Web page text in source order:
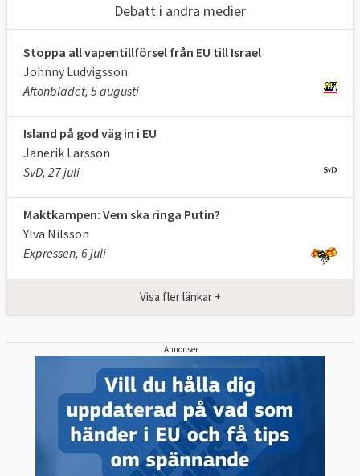
Debatt i andra medier
Stoppa all vapentillförsel från EU till Israel
Johnny Ludvigsson
Aftonbladet, 5 augusti
Island på god väg in i EU
Janerik Larsson
SvD, 27 juli
Maktkampen: Vem ska ringa Putin?
Ylva Nilsson
Expressen, 6 juli
Visa fler länkar +
Annonser